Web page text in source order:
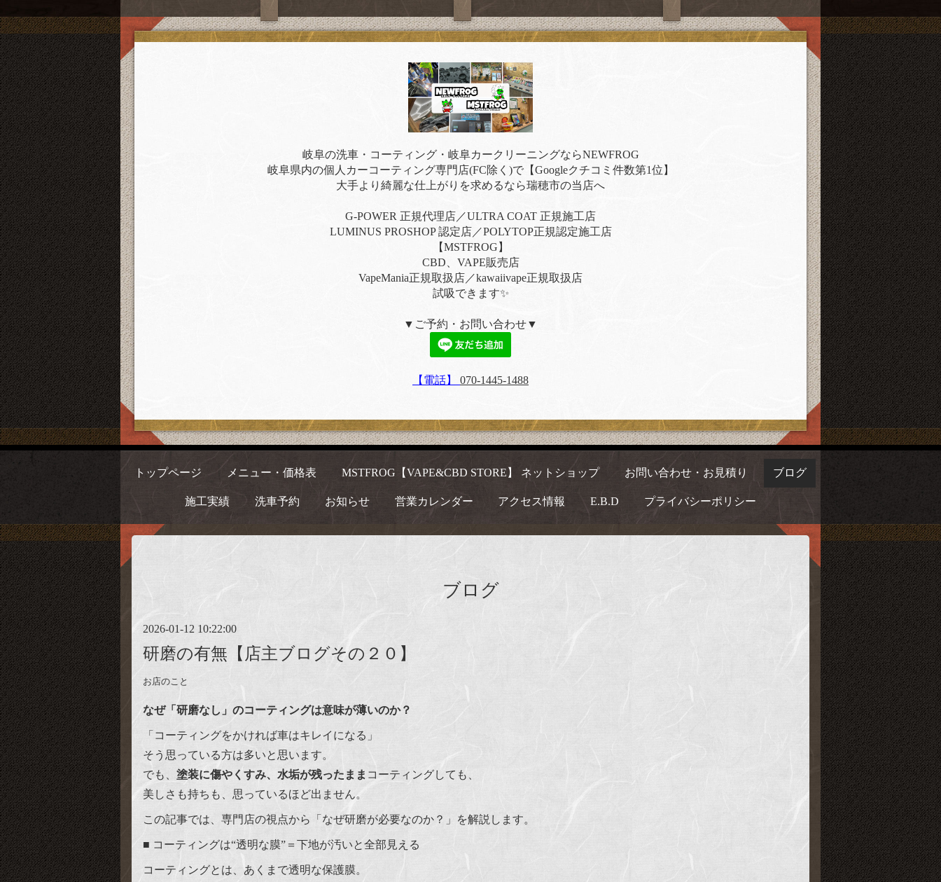
岐阜の洗車・コーティング・岐阜カークリーニングならNEWFROG
岐阜県内の個人カーコーティング専門店(FC除く)で【Googleクチコミ件数第1位】
大手より綺麗な仕上がりを求めるなら瑞穂市の当店へ
G-POWER 正規代理店／ULTRA COAT 正規施工店
LUMINUS PROSHOP 認定店／POLYTOP正規認定施工店
【MSTFROG】
CBD、VAPE販売店
VapeMania正規取扱店／kawaiivape正規取扱店
試吸できます✨
▼ご予約・お問い合わせ▼
【電話】 070-1445-1488
トップページ メニュー・価格表 MSTFROG【VAPE&CBD STORE】 ネットショップ お問い合わせ・お見積り ブログ
施工実績 洗車予約 お知らせ 営業カレンダー アクセス情報 E.B.D プライバシーポリシー
ブログ
2026-01-12 10:22:00
研磨の有無【店主ブログその２０】
お店のこと
なぜ「研磨なし」のコーティングは意味が薄いのか？
「コーティングをかければ車はキレイになる」
そう思っている方は多いと思います。
でも、 塗装に傷やくすみ、水垢が残ったまま コーティングしても、
美しさも持ちも、思っているほど出ません。
この記事では、専門店の視点から「なぜ研磨が必要なのか？」を解説します。
■ コーティングは“透明な膜”＝下地が汚いと全部見える
コーティングとは、あくまで透明な保護膜。